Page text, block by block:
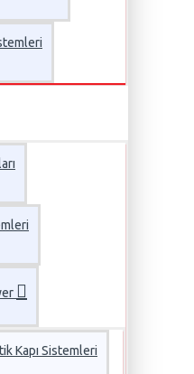
Kapı Sistemleri